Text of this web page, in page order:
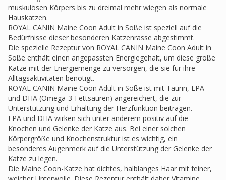
muskulösen Körpers bis zu dreimal mehr wiegen als normale
Hauskatzen.
ROYAL CANIN Maine Coon Adult in Soße ist speziell auf die
Bedürfnisse dieser besonderen Katzenrasse abgestimmt.
Die spezielle Rezeptur von ROYAL CANIN Maine Coon Adult in
Soße enthält einen angepassten Energiegehalt, um diese große
Katze mit der Energiemenge zu versorgen, die sie für ihre
Alltagsaktivitäten benötigt.
ROYAL CANIN Maine Coon Adult in Soße ist mit Taurin, EPA
und DHA (Omega-3-Fettsäuren) angereichert, die zur
Unterstützung und Erhaltung der Herzfunktion beitragen.
EPA und DHA wirken sich unter anderem positiv auf die
Knochen und Gelenke der Katze aus. Bei einer solchen
Körpergröße und Knochenstruktur ist es wichtig, ein
besonderes Augenmerk auf die Unterstützung der Gelenke der
Katze zu legen.
Die Maine Coon-Katze hat dichtes, halblanges Haar mit feiner,